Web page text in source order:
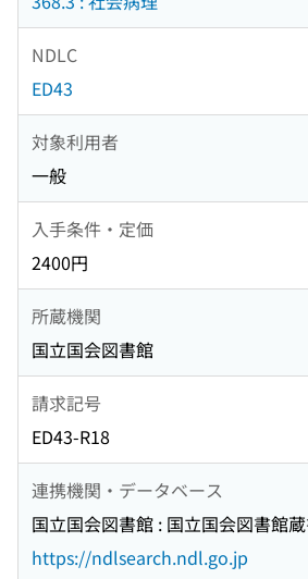
NDLC
ED43
対象利用者
一般
入手条件・定価
2400円
所蔵機関
国立国会図書館
請求記号
ED43-R18
連携機関・データベース
国立国会図書館 : 国立国会図書館
https://ndlsearch.ndl.go.jp